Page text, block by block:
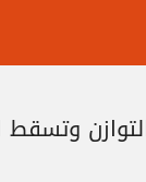
وتسقط